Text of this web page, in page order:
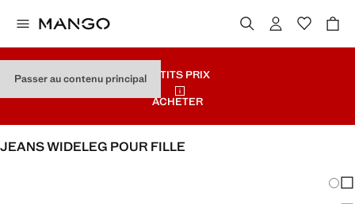
Passer au contenu principalPETITS PRIX
ACHETER
JEANS WIDELEG POUR FILLE